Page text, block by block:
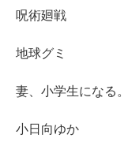
呪術廻戦
地球グミ
妻、小学生になる。
小日向ゆか